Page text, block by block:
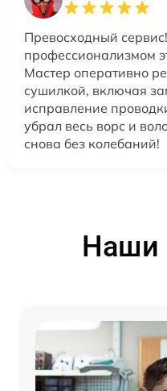
Превосходный
профессионализмом
Мастер оперативно
сушилкой, включая
исправление
убрал весь ворс и
снова без колебаний!
Наши